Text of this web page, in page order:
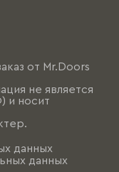
от Mr.Doors
не является
и носит
данных
данных